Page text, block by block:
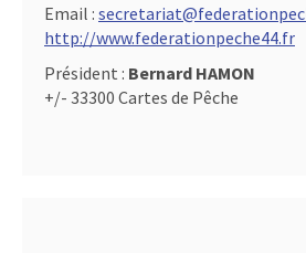
Email :
http://www.federationpeche44.fr
Président : Bernard HAMON
+/- 33300 Cartes de Pêche